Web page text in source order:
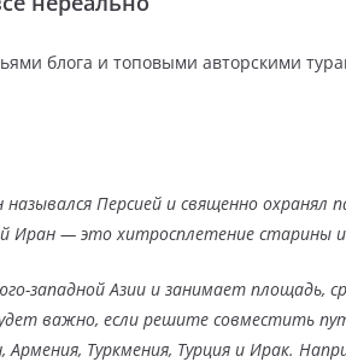
блога и топовыми авторскими
Персией и священно охранял
Иран — это хитросплетение старины и
западной Азии и занимает площадь,
важно, если решите совместить
Армения, Туркмения, Турция и Ирак.